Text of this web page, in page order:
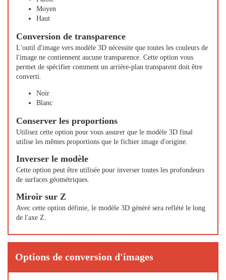
Moyen
Haut
Conversion de transparence
L'outil d'image vers modèle 3D nécessite que toutes les couleurs de
l'image ne contiennent aucune transparence. Cette option vous
permet de spécifier comment un arrière-plan transparent doit être
converti.
Noir
Blanc
Conserver les proportions
Utilisez cette option pour vous assurer que le modèle 3D final
utilise les mêmes proportions que le fichier image d'origine.
Inverser le modèle
Cette option peut être utilisée pour inverser toutes les profondeurs
de surfaces géométriques.
Miroir sur Z
Avec cette option définie, le modèle 3D généré sera reflété le long
de l'axe Z.
Options de conversion d'images